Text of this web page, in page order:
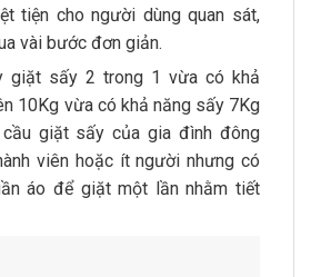
tiện cho người dùng quan sát,
vài bước đơn giản.
giặt sấy 2 trong 1 vừa có khả
10Kg vừa có khả năng sấy 7Kg
giặt sấy của gia đình đông
viên hoặc ít người nhưng có
áo để giặt một lần nhằm tiết